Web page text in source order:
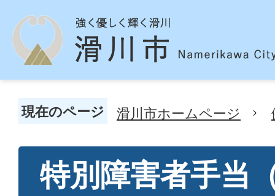
現在のページ 滑川市ホームページ
特別障害者手当